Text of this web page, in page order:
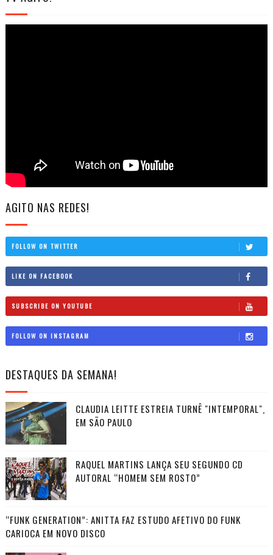
AGITO NAS REDES!
FOLLOW ON TWITTER
LIKE ON FACEBOOK
SUBSCRIBE ON YOUTUBE
FOLLOW ON INSTAGRAM
DESTAQUES DA SEMANA!
CLAUDIA LEITTE ESTREIA TURNÊ "INTEMPORAL",
EM SÃO PAULO
RAQUEL MARTINS LANÇA SEU SEGUNDO CD
AUTORAL “HOMEM SEM ROSTO”
“FUNK GENERATION”: ANITTA FAZ ESTUDO AFETIVO DO FUNK
CARIOCA EM NOVO DISCO